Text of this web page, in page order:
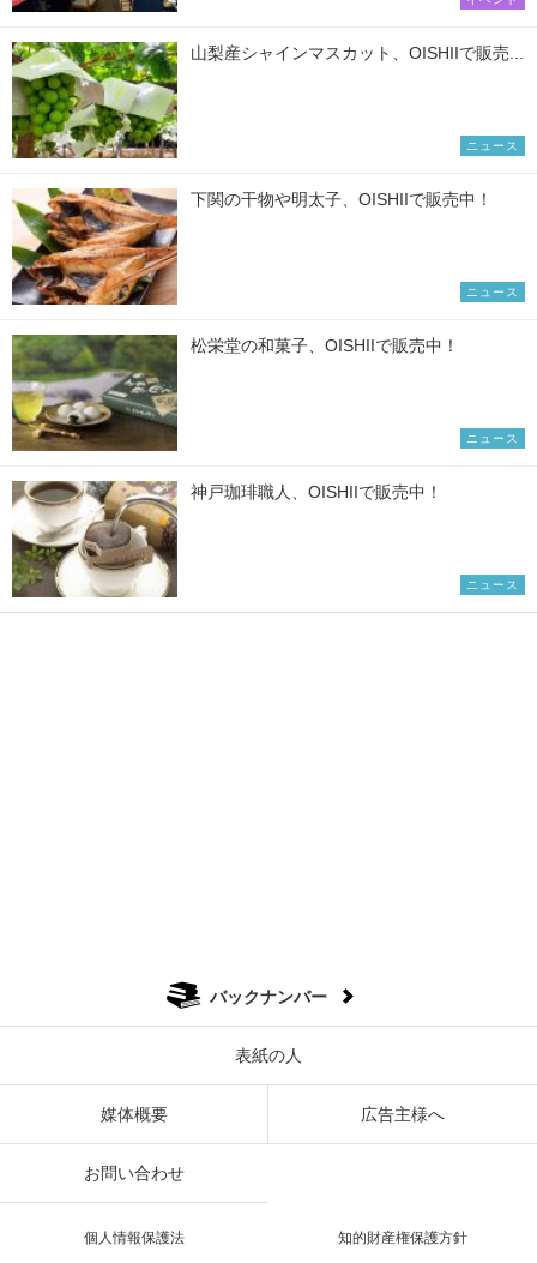
山梨産シャインマスカット、OISHIIで販売...
ニュース
下関の干物や明太子、OISHIIで販売中！
ニュース
松栄堂の和菓子、OISHIIで販売中！
ニュース
神戸珈琲職人、OISHIIで販売中！
ニュース
バックナンバー
表紙の人
媒体概要 広告主様へ
お問い合わせ
個人情報保護法 知的財産権保護方針